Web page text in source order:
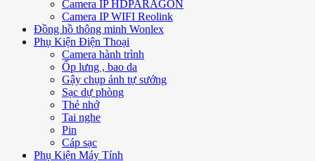
Camera IP HDPARAGON
Camera IP WIFI Reolink
Đồng hồ thông minh Wonlex
Phụ Kiện Điện Thoại
Camera hành trình
Ốp lưng , bao da
Gậy chụp ảnh tự sướng
Sạc dự phòng
Thẻ nhớ
Tai nghe
Pin
Cáp sạc
Phụ Kiện Máy Tính